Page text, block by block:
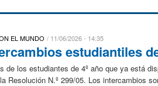
EL MUNDO 11/06/2026 - 14:35
estudiantiles
de los estudiantes de 4º año que ya está
Resolución N.º 299/05. Los intercambios